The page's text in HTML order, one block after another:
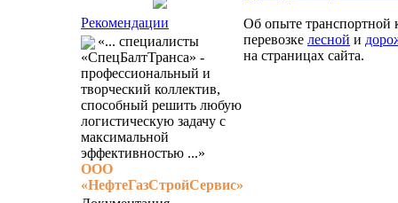
Рекомендации
«... специалисты
«СпецБалтТранса» -
профессиональный и
творческий коллектив,
способный решить любую
логистическую задачу с
максимальной
эффективностью ...»
ООО
«НефтеГазСтройСервис»
Об опыте транспортной
перевозке лесной и
на страницах сайта.